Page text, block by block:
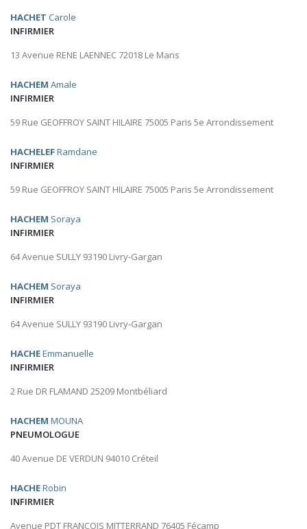
HACHET Carole
INFIRMIER
13 Avenue RENE LAENNEC 72018 Le Mans
HACHEM Amale
INFIRMIER
59 Rue GEOFFROY SAINT HILAIRE 75005 Paris 5e Arrondissement
HACHELEFRamdane
INFIRMIER
59 Rue GEOFFROY SAINT HILAIRE 75005 Paris 5e Arrondissement
HACHEM Soraya
INFIRMIER
64 Avenue SULLY 93190 Livry-Gargan
HACHEM Soraya
INFIRMIER
64 Avenue SULLY 93190 Livry-Gargan
HACHEEmmanuelle
INFIRMIER
2 Rue DR FLAMAND 25209 Montbéliard
HACHEM MOUNA
PNEUMOLOGUE
40 Avenue DE VERDUN 94010 Créteil
HACHERobin
INFIRMIER
Avenue PDT FRANCOIS MITTERRAND 76405 Fécamp